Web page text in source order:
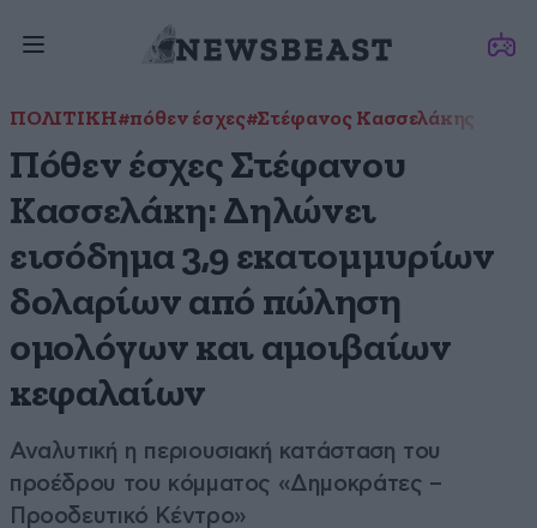
ΠΟΛΙΤΙΚΗ#πόθεν έσχες#Στέφανος Κασσελάκης
Πόθεν έσχες Στέφανου
Κασσελάκη: Δηλώνει
εισόδημα 3,9 εκατομμυρίων
δολαρίων από πώληση
ομολόγων και αμοιβαίων
κεφαλαίων
Αναλυτική η περιουσιακή κατάσταση του
προέδρου του κόμματος «Δημοκράτες –
Προοδευτικό Κέντρο»